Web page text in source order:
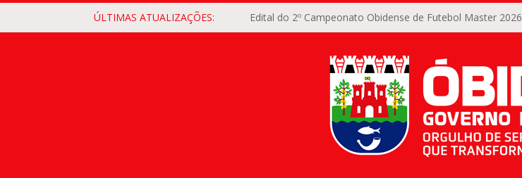
ÚLTIMAS ATUALIZAÇÕES: Edital do 2º Campeonato Obidense de Futebol Master 2026